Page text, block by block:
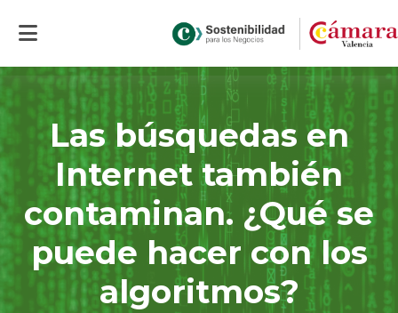
Las búsquedas en Internet también contaminan.
¿Qué se puede hacer con los algoritmos?
Las búsquedas en
Internet también
contaminan. ¿Qué se
puede hacer con los
algoritmos?